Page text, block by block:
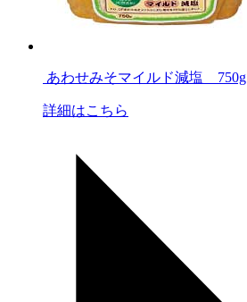
あわせみそマイルド減塩 750g
詳細はこちら